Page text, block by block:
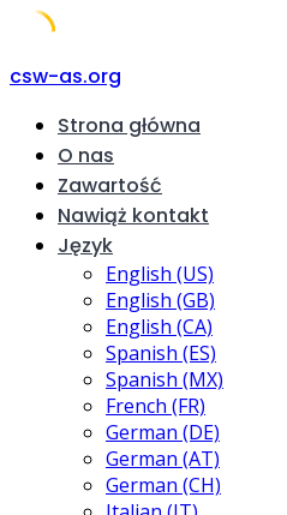
Skip
content
csw-as.org
Strona główna
O nas
Zawartość
Nawiąż kontakt
Język
English (US)
English (GB)
English (CA)
Spanish (ES)
Spanish (MX)
French (FR)
German (DE)
German (AT)
German (CH)